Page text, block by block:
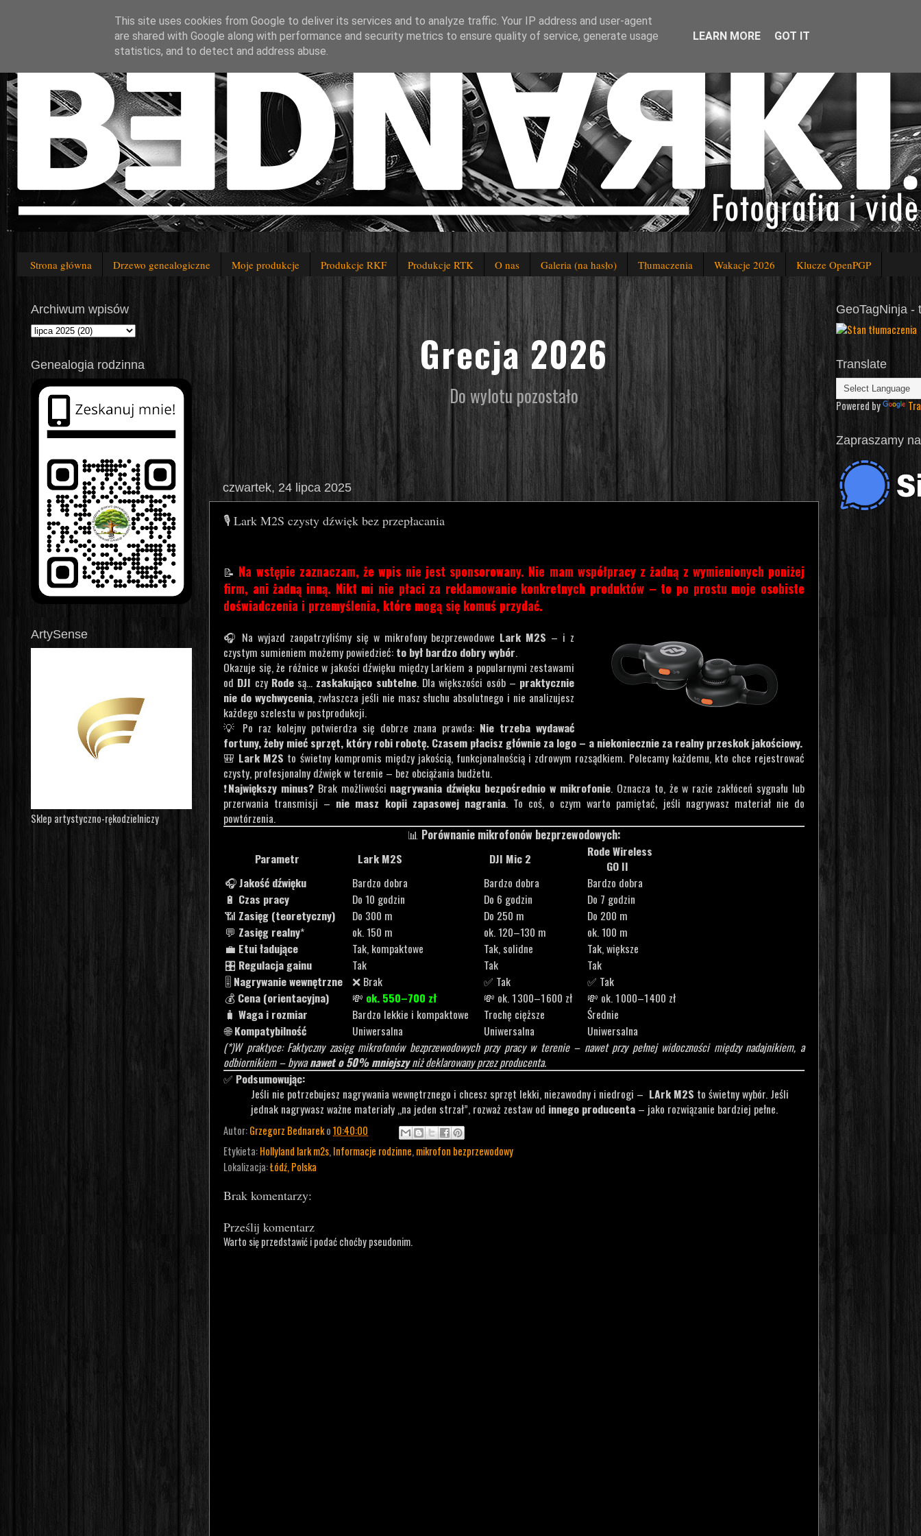
Strona główna Drzewo genealogiczne Moje produkcje Produkcje RKF Produkcje RTK O nas Galeria (na hasło) Tłumaczenia Wakacje 2026 Klucze OpenPGP
Grecja 2026
Do wylotu pozostało
czwartek, 24 lipca 2025
🎙️ Lark M2S czysty dźwięk bez przepłacania
📝 Na wstępie zaznaczam, że wpis nie jest sponsorowany. Nie mam współpracy z żadną z wymienionych poniżej
firm, ani żadną inną. Nikt mi nie płaci za reklamowanie konkretnych produktów – to po prostu moje osobiste
doświadczenia i przemyślenia, które mogą się komuś przydać.
🎧 Na wyjazd zaopatrzyliśmy się w mikrofony bezprzewodowe Lark M2S – i z
czystym sumieniem możemy powiedzieć: to był bardzo dobry wybór.
Okazuje się, że różnice w jakości dźwięku między Larkiem a popularnymi zestawami
od DJI czy Rodesą… zaskakująco subtelne. Dla większości osób – praktycznie
nie do wychwycenia, zwłaszcza jeśli nie masz słuchu absolutnego i nie analizujesz
każdego szelestu w postprodukcji.
💡 Po raz kolejny potwierdza się dobrze znana prawda: Nie trzeba wydawać
fortuny, żeby mieć sprzęt, który robi robotę. Czasem płacisz głównie za logo – a niekoniecznie za realny przeskok jakościowy.
🎒 Lark M2S to świetny kompromis między jakością, funkcjonalnością i zdrowym rozsądkiem. Polecamy każdemu, kto chce rejestrować
czysty, profesjonalny dźwięk w terenie – bez obciążania budżetu.
❗Największy minus?Brak możliwości nagrywania dźwięku bezpośrednio w mikrofonie. Oznacza to, że w razie zakłóceń sygnału lub
przerwania transmisji – nie masz kopii zapasowej nagrania. To coś, o czym warto pamiętać, jeśli nagrywasz materiał nie do
powtórzenia.
📊 Porównanie mikrofonów bezprzewodowych:
Parametr
Lark M2S DJI Mic 2
Rode Wireless
GO II
🎧Jakość dźwięku Bardzo dobra Bardzo dobra
Bardzo dobra
🔋 Czas pracy Do 10 godzin Do 6 godzin
Do 7 godzin
📶 Zasięg (teoretyczny) Do 300 m Do 250 m
Do 200 m
💬 Zasięg realny* ok. 150 m ok. 120–130 m
ok. 100 m
💼 Etui ładujące Tak, kompaktowe Tak, solidne
Tak, większe
🎛️ Regulacja gainu Tak Tak
Tak
🎚️ Nagrywanie wewnętrzne ❌ Brak ✅ Tak
✅ Tak
💰 Cena (orientacyjna) 💸 ok. 550–700 zł 💸 ok. 1 300–1 600 zł
💸 ok. 1 000–1 400 zł
🧳 Waga i rozmiar Bardzo lekkie i kompaktowe Trochę cięższe
Średnie
🌐Kompatybilność Uniwersalna Uniwersalna
Uniwersalna
(*)W praktyce: Faktyczny zasięg mikrofonów bezprzewodowych przy pracy w terenie – nawet przy pełnej widoczności między nadajnikiem, a
odbiornikiem – bywanawet o 50% mniejszyniż deklarowany przez producenta.
✅ Podsumowując:
Jeśli nie potrzebujesz nagrywania wewnętrznego i chcesz sprzęt lekki, niezawodny i niedrogi – LArk M2S to świetny wybór. Jeśli
jednak nagrywasz ważne materiały „na jeden strzał”, rozważ zestaw od innego producenta – jako rozwiązanie bardziej pełne.
Autor:Grzegorz Bednareko10:40:00
Etykieta:Hollyland lark m2s,Informacje rodzinne,mikrofon bezprzewodowy
Lokalizacja:Łódź, Polska
Brak komentarzy:
Prześlij komentarz
Warto się przedstawić i podać choćby pseudonim.
Archiwum wpisów
Genealogia rodzinna
ArtySense
Sklep artystyczno-rękodzielniczy
GeoTagNinja -
Translate
Powered by
Zapraszamy
This site uses cookies from Google to deliver its services and to analyze traffic. Your IP address and user-agent
are shared with Google along with performance and security metrics to ensure quality of service, generate usage
statistics, and to detect and address abuse.
LEARN MORE GOT IT